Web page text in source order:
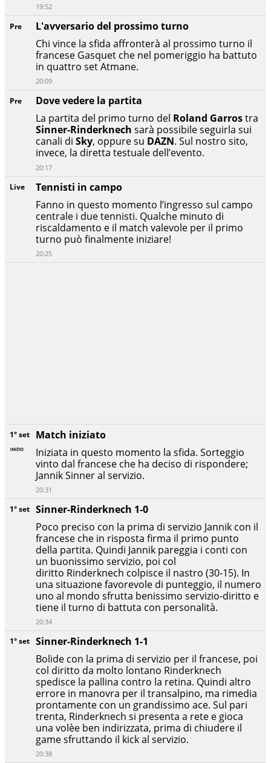
1° set Sinner-Rinderknech 1-1
Bolide con la prima di servizio per il francese, poi
col diritto da molto lontano Rinderknech
spedisce la pallina contro la retina. Quindi altro
errore in manovra per il transalpino, ma rimedia
prontamente con un grandissimo ace. Sul pari
trenta, Rinderknech si presenta a rete e gioca
una volèe ben indirizzata, prima di chiudere il
game sfruttando il kick al servizio.
20:38
1° set Sinner-Rinderknech 1-0
Poco preciso con la prima di servizio Jannik con il
francese che in risposta firma il primo punto
della partita. Quindi Jannik pareggia i conti con
un buonissimo servizio, poi col
diritto Rinderknech colpisce il nastro (30-15). In
una situazione favorevole di punteggio, il numero
uno al mondo sfrutta benissimo servizio-diritto e
tiene il turno di battuta con personalità.
20:34
1° set
Match iniziato
Iniziata in questo momento la sfida. Sorteggio
vinto dal francese che ha deciso di rispondere;
Jannik Sinner al servizio.
20:31
Live
Tennisti in campo
Fanno in questo momento l’ingresso sul campo
centrale i due tennisti. Qualche minuto di
riscaldamento e il match valevole per il primo
turno può finalmente iniziare!
20:25
Pre
Dove vedere la partita
La partita del primo turno del Roland Garrostra
Sinner-Rinderknech sarà possibile seguirla sui
canali di Sky, oppure su DAZN. Sul nostro sito,
invece, la diretta testuale dell’evento.
20:17
Pre
L'avversario del prossimo turno
Chi vince la sfida affronterà al prossimo turno il
francese Gasquet che nel pomeriggio ha battuto
in quattro set Atmane.
20:09
19:52